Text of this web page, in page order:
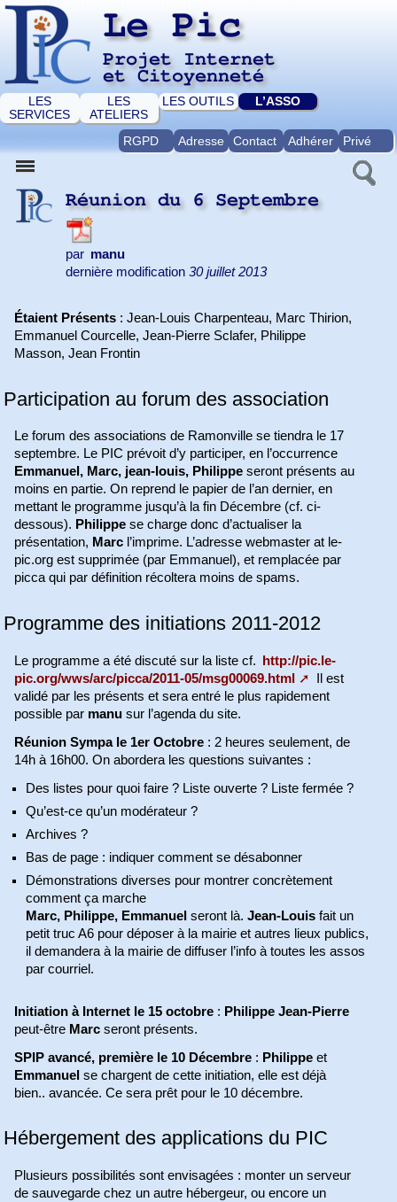
Le Pic
Projet Internet
et Citoyenneté
LES
SERVICES
LES
ATELIERS
LES OUTILS L’ASSO
RGPD Adresse Contact Adhérer Privé
Réunion du 6 Septembre
par manu
dernière modification 30 juillet 2013
Étaient Présents : Jean-Louis Charpenteau, Marc Thirion,
Emmanuel Courcelle, Jean-Pierre Sclafer, Philippe
Masson, Jean Frontin
Participation au forum des association
Le forum des associations de Ramonville se tiendra le 17
septembre. Le PIC prévoit d’y participer, en l’occurrence
Emmanuel, Marc, jean-louis, Philippe seront présents au
moins en partie. On reprend le papier de l’an dernier, en
mettant le programme jusqu’à la fin Décembre (cf. ci-
dessous). Philippe se charge donc d’actualiser la
présentation, Marc l’imprime. L’adresse webmaster at le-
pic.org est supprimée (par Emmanuel), et remplacée par
picca qui par définition récoltera moins de spams.
Programme des initiations 2011-2012
Le programme a été discuté sur la liste cf.
http://pic.le-
pic.org/wws/arc/picca/2011-05/msg00069.html
Il est
validé par les présents et sera entré le plus rapidement
possible par manu sur l’agenda du site.
Réunion Sympa le 1er Octobre : 2 heures seulement, de
14h à 16h00. On abordera les questions suivantes :
Des listes pour quoi faire ? Liste ouverte ? Liste fermée ?
Qu’est-ce qu’un modérateur ?
Archives ?
Bas de page : indiquer comment se désabonner
Démonstrations diverses pour montrer concrètement
comment ça marche
Marc, Philippe, Emmanuel seront là. Jean-Louis fait un
petit truc A6 pour déposer à la mairie et autres lieux publics,
il demandera à la mairie de diffuser l’info à toutes les assos
par courriel.
Initiation à Internet le 15 octobre : Philippe Jean-Pierre
peut-être Marc seront présents.
SPIP avancé, première le 10 Décembre : Philippe et
Emmanuel se chargent de cette initiation, elle est déjà
bien.. avancée. Ce sera prêt pour le 10 décembre.
Hébergement des applications du PIC
Plusieurs possibilités sont envisagées : monter un serveur
de sauvegarde chez un autre hébergeur, ou encore un